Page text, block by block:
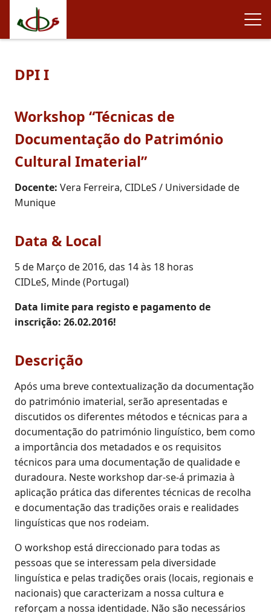
DPI I
Workshop “Técnicas de
Documentação do Património
Cultural Imaterial”
Docente: Vera Ferreira, CIDLeS / Universidade de
Munique
Data & Local
5 de Março de 2016, das 14 às 18 horas
CIDLeS, Minde (Portugal)
Data limite para registo e pagamento de
inscrição: 26.02.2016!
Descrição
Após uma breve contextualização da documentação
do património imaterial, serão apresentadas e
discutidos os diferentes métodos e técnicas para a
documentação do património linguístico, bem como
a importância dos metadados e os requisitos
técnicos para uma documentação de qualidade e
duradoura. Neste workshop dar-se-á primazia à
aplicação prática das diferentes técnicas de recolha
e documentação das tradições orais e realidades
linguísticas que nos rodeiam.
O workshop está direccionado para todas as
pessoas que se interessam pela diversidade
linguística e pelas tradições orais (locais, regionais e
nacionais) que caracterizam a nossa cultura e
reforçam a nossa identidade. Não são necessários